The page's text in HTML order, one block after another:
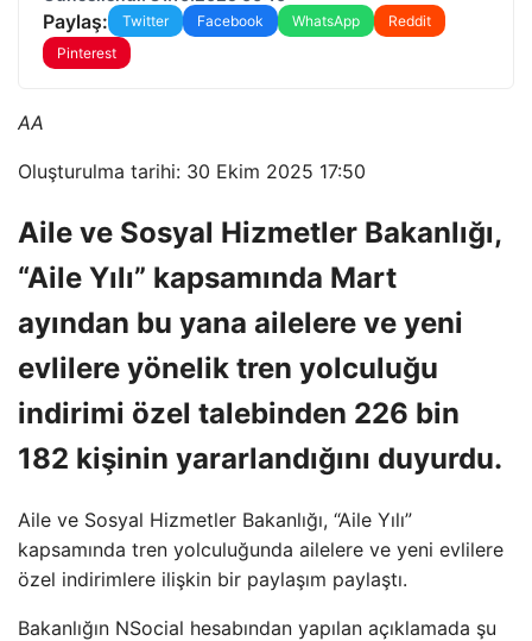
Paylaş: Twitter Facebook WhatsApp
Reddit
Pinterest
AA
Oluşturulma tarihi: 30 Ekim 2025 17:50
Aile ve Sosyal Hizmetler Bakanlığı,
“Aile Yılı” kapsamında Mart
ayından bu yana ailelere ve yeni
evlilere yönelik tren yolculuğu
indirimi özel talebinden 226 bin
182 kişinin yararlandığını duyurdu.
Aile ve Sosyal Hizmetler Bakanlığı, “Aile Yılı”
kapsamında tren yolculuğunda ailelere ve yeni evlilere
özel indirimlere ilişkin bir paylaşım paylaştı.
Bakanlığın NSocial hesabından yapılan açıklamada şu